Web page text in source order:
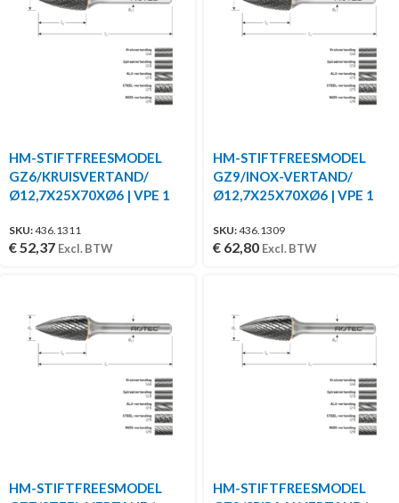
HM-STIFTFREESMODEL
GZ6/KRUISVERTAND/
Ø12,7X25X70XØ6 | VPE 1
SKU:436.1311
€52,37 Excl. BTW
HM-STIFTFREESMODEL
GZ9/INOX-VERTAND/
Ø12,7X25X70XØ6 | VPE 1
SKU:436.1309
€ 62,80 Excl. BTW
HM-STIFTFREESMODEL
HM-STIFTFREESMODEL